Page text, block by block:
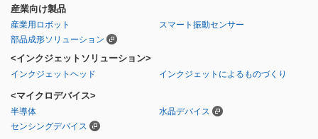
産業向け製品
産業用ロボット
スマート振動センサー
部品成形ソリューション
<インクジェットソリューション>
インクジェットヘッド インクジェットによるものづくり
<マイクロデバイス>
半導体
水晶デバイス
センシングデバイス